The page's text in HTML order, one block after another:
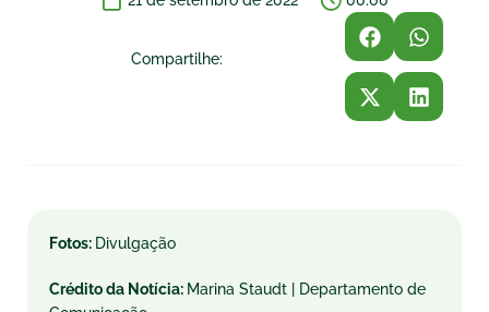
Compartilhe:
Fotos: Divulgação
Crédito da Notícia: Marina Staudt | Departamento de